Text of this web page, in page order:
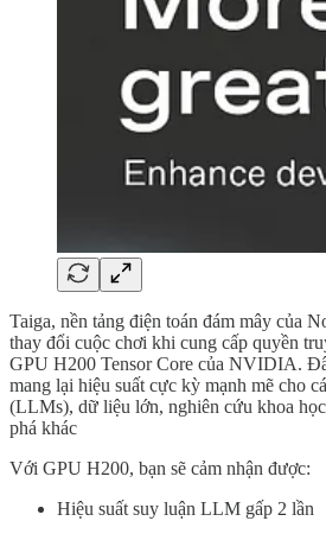
Taiga, nền tảng điện toán đám mây của
thay đổi cuộc chơi khi cung cấp quyền
GPU H200 Tensor Core của NVIDIA.
mang lại hiệu suất cực kỳ mạnh mẽ cho
(LLMs), dữ liệu lớn, nghiên cứu khoa
phá khác
Với GPU H200, bạn sẽ cảm nhận được:
Hiệu suất suy luận LLM gấp 2 lần